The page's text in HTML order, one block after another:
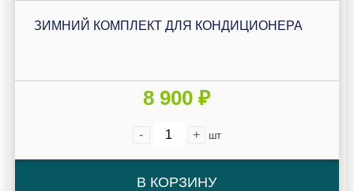
ЗИМНИЙ КОМПЛЕКТ ДЛЯ КОНДИЦИОНЕРА
8 900 ₽
- + шт
В КОРЗИНУ